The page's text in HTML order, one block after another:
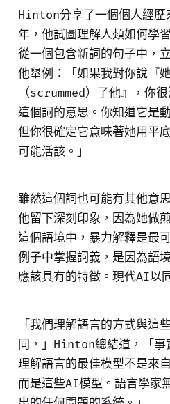
Hinton分享了一個個人經歷
年，他試圖理解人類如何學
從一個包含新詞的句子中，
他舉例：「如果我對你說『
（scrummed）了他』，你
這個詞的意思。你知道它是
但你很確定它意味著她用平
可能活該。」
雖然這個詞也可能有其他意
他留下深刻印象，因為她做
這個語境中，暴力解釋是最
例子中掌握詞義，是因為語
應該具有的特徵。現代AI以
「我們理解語言的方式與這
同，」Hinton總結道，「事
理解語言的最佳模型不是來
而是這些AI模型。語言學家